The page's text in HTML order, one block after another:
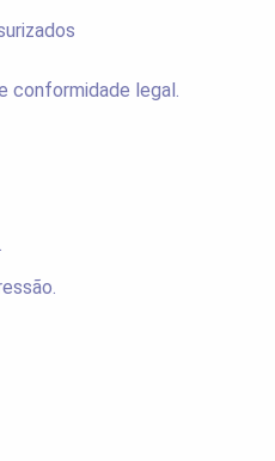
conformidade legal.